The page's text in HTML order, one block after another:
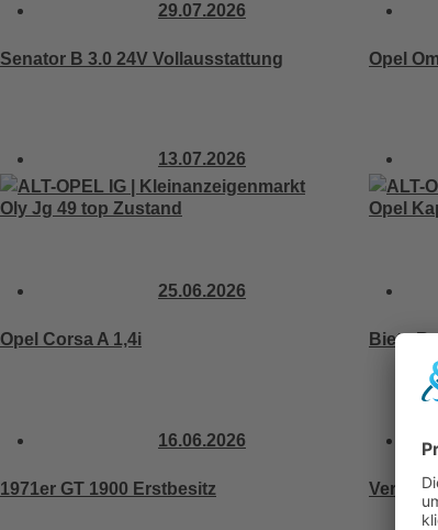
29.07.2026
Senator B 3.0 24V Vollausstattung Opel
13.07.2026
Oly Jg 49 top Zustand Opel
25.06.2026
Opel Corsa A 1,4i Biete
16.06.2026
1971er GT 1900 Erstbesitz